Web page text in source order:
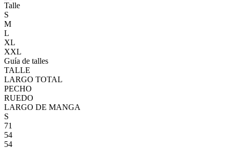
Talle
S
M
L
XL
XXL
Guía de talles
TALLE
LARGO TOTAL
PECHO
RUEDO
LARGO DE MANGA
S
71
54
54